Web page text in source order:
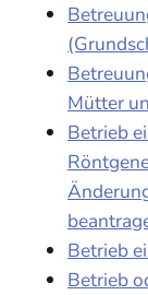
Mütter
Betrieb
Betrieb
Betrieb